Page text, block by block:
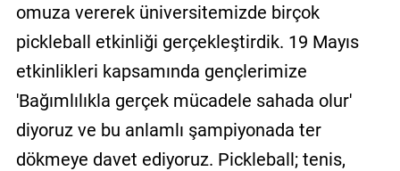
omuza vererek üniversitemizde birçok
pickleball etkinliği gerçekleştirdik. 19 Mayıs
etkinlikleri kapsamında gençlerimize
'Bağımlılıkla gerçek mücadele sahada olur'
diyoruz ve bu anlamlı şampiyonada ter
dökmeye davet ediyoruz. Pickleball; tenis,